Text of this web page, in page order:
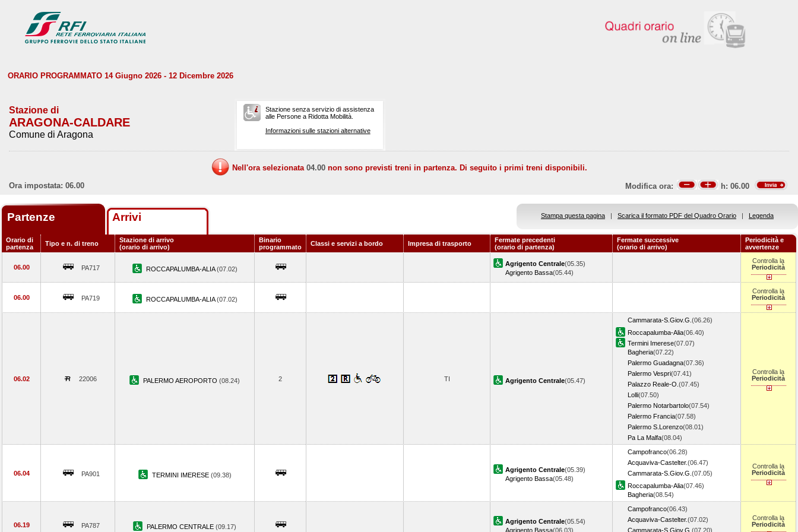
ORARIO PROGRAMMATO 14 Giugno 2026 - 12 Dicembre 2026
Stazione di
ARAGONA-CALDARE
Comune di Aragona
Stazione senza servizio di assistenza
alle Persone a Ridotta Mobilità.
Informazioni sulle stazioni alternative
Nell'ora selezionata 04.00 non sono previsti treni in partenza. Di seguito i primi treni disponibili.
Ora impostata: 06.00
Modifica ora: h: 06.00
Partenze Arrivi Stampa questa pagina | Scarica il formato PDF del Quadro Orario | Legenda
Orario di
partenza
Tipo e n. di treno
Stazione di arrivo
(orario di arrivo)
Binario
programmato
Classi e servizi a bordo Impresa di trasporto
Fermate precedenti
(orario di partenza)
Fermate successive
(orario di arrivo)
Periodicità e
avvertenze
06.00 PA717 ROCCAPALUMBA-ALIA(07.02)
Agrigento Centrale(05.35)
Agrigento Bassa(05.44)
Controlla la
Periodicità
06.00 PA719 ROCCAPALUMBA-ALIA(07.02)
Controlla la
Periodicità
06.02 22006 PALERMO AEROPORTO (08.24) 2 TI Agrigento Centrale(05.47)
Cammarata-S.Giov.G. (06.26)
Roccapalumba-Alia(06.40)
Termini Imerese(07.07)
Bagheria(07.22)
Palermo Guadagna(07.36)
Palermo Vespri(07.41)
Palazzo Reale-O. (07.45)
Lolli(07.50)
Palermo Notarbartolo(07.54)
Palermo Francia(07.58)
Palermo S.Lorenzo(08.01)
Pa La Malfa(08.04)
Controlla la
Periodicità
06.04 PA901 TERMINI IMERESE (09.38)
Agrigento Centrale(05.39)
Agrigento Bassa(05.48)
Campofranco(06.28)
Acquaviva-Castelter.(06.47)
Cammarata-S.Giov.G. (07.05)
Roccapalumba-Alia(07.46)
Bagheria(08.54)
Controlla la
Periodicità
06.19 PA787 PALERMO CENTRALE (09.17)
Agrigento Centrale(05.54)
Agrigento Bassa(06.03)
Campofranco(06.43)
Acquaviva-Castelter.(07.02)
Cammarata-S.Giov.G. (07.20)
Controlla la
Periodicità